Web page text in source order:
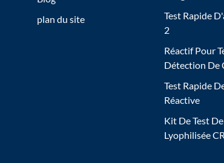
plan du site
Test Rapide
2
Réactif Pour
Détection De
Test Rapide
Réactive
Kit De Test
Lyophilisée